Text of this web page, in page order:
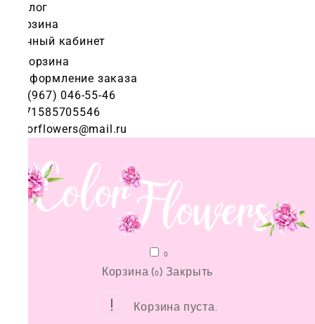
Блог
Корзина
Личный кабинет
Корзина
Оформление заказа
+7 (967) 046-55-46
+971585705546
colorflowers@mail.ru
0
Корзина (0) Закрыть
Корзина пуста.